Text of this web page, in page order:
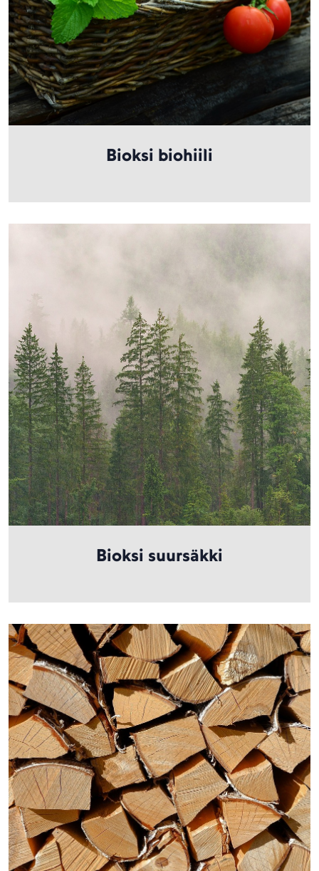
Bioksi biohiili
Bioksi suursäkki